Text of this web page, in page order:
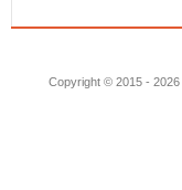
Copyright © 2015 - 2026